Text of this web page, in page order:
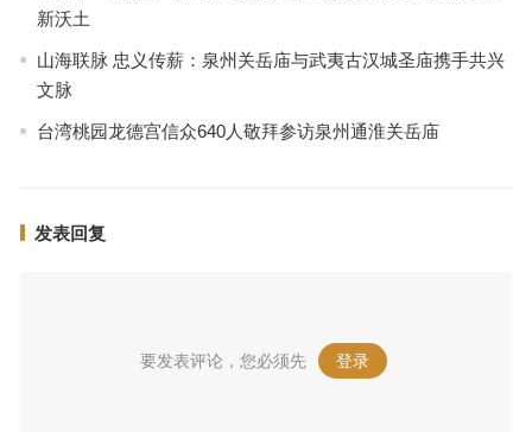
新沃土
山海联脉 忠义传薪：泉州关岳庙与武夷古汉城圣庙携手共兴
文脉
台湾桃园龙德宫信众640人敬拜参访泉州通淮关岳庙
发表回复
要发表评论，您必须先 登录 。